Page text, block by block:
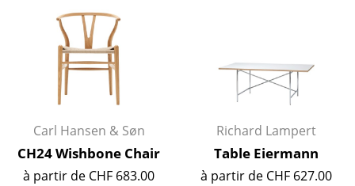
Luminaires
Suspensions & Plafonniers
Lampes de table
Lampes de bureau
Lampadaires et Liseuses
Carl Hansen & Søn
CH24 Wishbone Chair
à partir de CHF 683.00
Richard Lampert
Table Eiermann
à partir de CHF 627.00